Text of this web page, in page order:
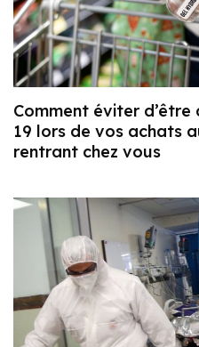
Comment éviter
19 lors de vos achats
rentrant chez vous